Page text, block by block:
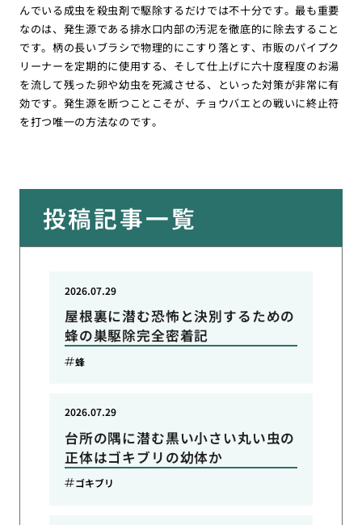
んでいる成虫を殺虫剤で駆除するだけでは不十分です。最も重要
なのは、発生源である排水口内部の汚泥を徹底的に除去すること
です。柄の長いブラシで物理的にこすり落とす、市販のパイプク
リーナーを定期的に使用する、そして仕上げに六十度程度のお湯
を流して残った卵や幼虫を死滅させる、といった対策が非常に有
効です。発生源を断つことこそが、チョウバエとの戦いに終止符
を打つ唯一の方法なのです。
投稿記事一覧
屋根裏に潜む恐怖と決別するための
蜂の巣駆除完全密着記
2026.07.29
蜂
台所の隅に潜む黒い小さい丸い虫の
正体はゴキブリの幼体か
2026.07.29
ゴキブリ